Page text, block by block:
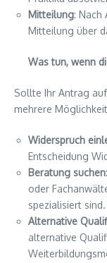
Mitteilung: Nach
Mitteilung über
Was tun, wenn
Sollte Ihr Antrag
mehrere
Widerspruch
Entscheidung
Beratung suchen
oder
spezialisiert sind.
Alternative
alternative